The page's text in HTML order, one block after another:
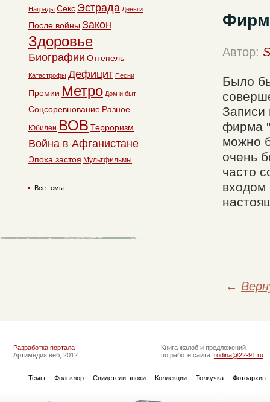
Автор:
Было
Записи
фирма
можно
очень
часто
входом
←
Награды Секс Эстрада Деньги
После войны Закон
Здоровье
Биографии Оттепель
Катастрофы Дефицит Песни
Премии Метро Дом и быт
Соцсоревнование Разное
Юбилеи ВОВ Терроризм
Война в Афганистане
Эпоха застоя Мультфильмы
Все темы
Разработка портала
Артимедия веб, 2012
Книга жалоб и предложений
по работе сайта: rodina@22-91.ru
Темы Фольклор Свидетели эпохи Коллекции Толкучка Фотоархив